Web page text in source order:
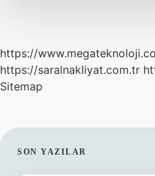
https://
https://saralnakliyat.com.tr
Sitemap
SIDEBAR
SON YAZILAR